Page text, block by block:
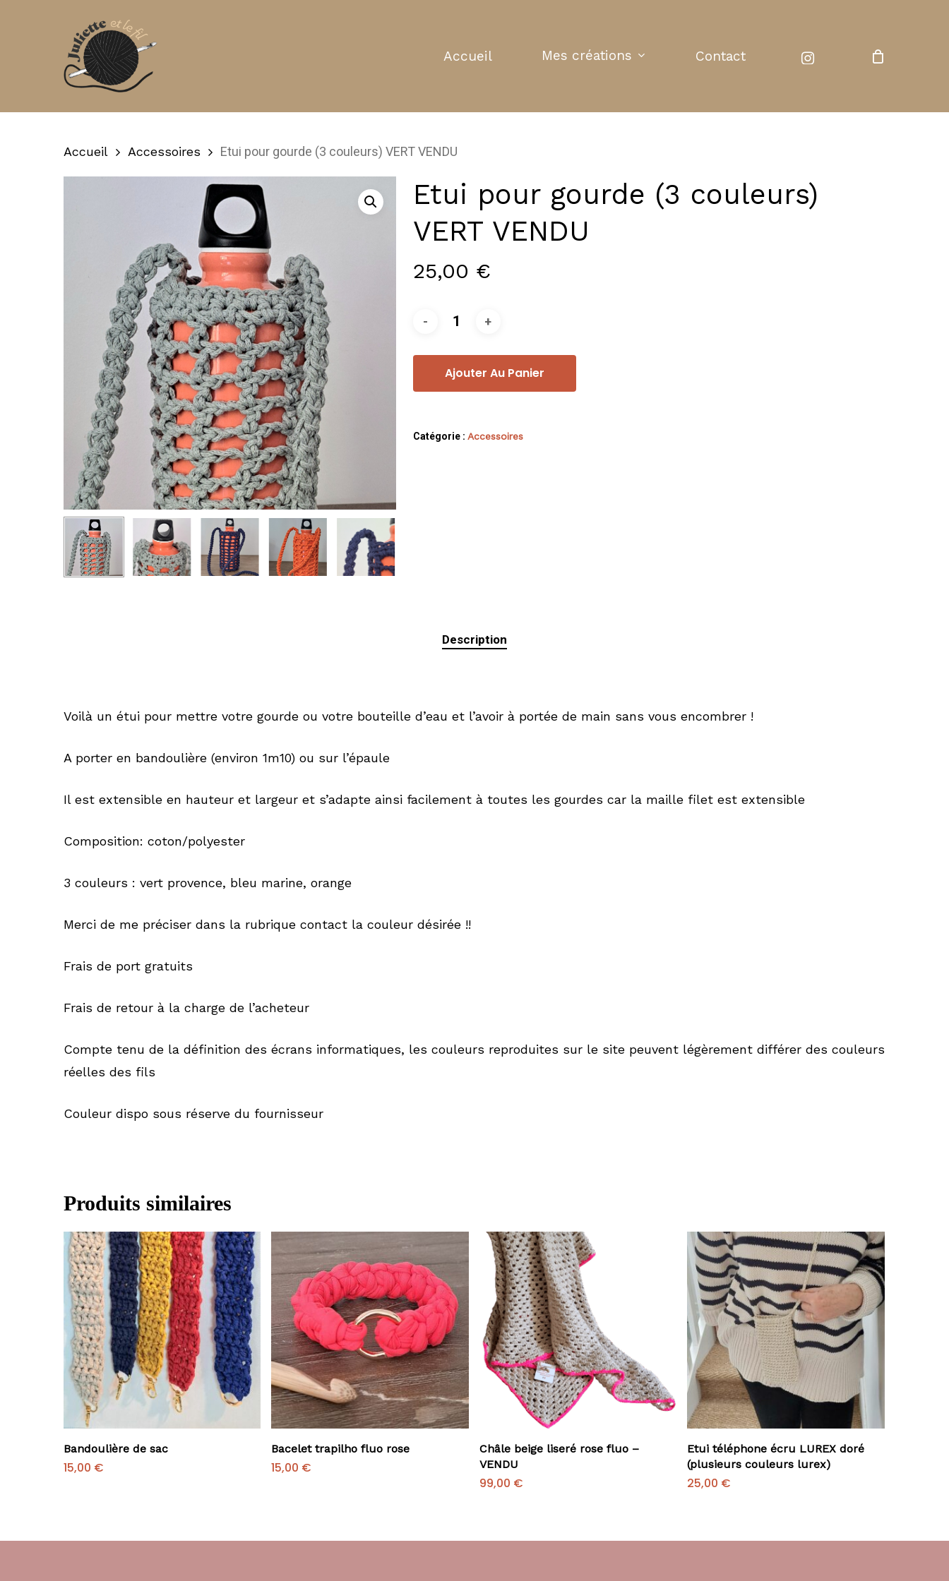
Accueil Mes créations Contact instagram
Accueil Accessoires Etui pour gourde (3 couleurs) VERT VENDU
Etui pour gourde (3 couleurs)
VERT VENDU
25,00 €
Ajouter Au Panier
Catégorie : Accessoires
Description
Voilà un étui pour mettre votre gourde ou votre bouteille d’eau et l’avoir à portée de main sans vous encombrer !
A porter en bandoulière (environ 1m10) ou sur l’épaule
Il est extensible en hauteur et largeur et s’adapte ainsi facilement à toutes les gourdes car la maille filet est extensible
Composition: coton/polyester
3 couleurs : vert provence, bleu marine, orange
Merci de me préciser dans la rubrique contact la couleur désirée !!
Frais de port gratuits
Frais de retour à la charge de l’acheteur
Compte tenu de la définition des écrans informatiques, les couleurs reproduites sur le site peuvent légèrement différer des couleurs
réelles des fils
Couleur dispo sous réserve du fournisseur
Produits similaires
Ajouter Au Panier
Bandoulière de sac
15,00 €
Ajouter Au Panier
Bacelet trapilho fluo rose
15,00 €
Ajouter Au Panier
Châle beige liseré rose fluo –
VENDU
99,00 €
Ajouter Au Panier
Etui téléphone écru LUREX doré
(plusieurs couleurs lurex)
25,00 €